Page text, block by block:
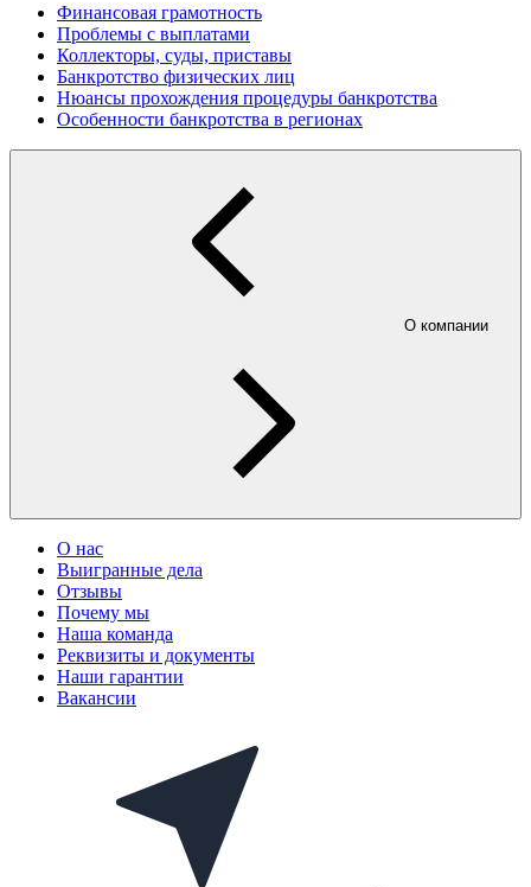
Финансовая грамотность
Проблемы с выплатами
Коллекторы, суды, приставы
Банкротство физических лиц
Нюансы прохождения процедуры банкротства
Особенности банкротства в регионах
О компании
О нас
Выигранные дела
Отзывы
Почему мы
Наша команда
Реквизиты и документы
Наши гарантии
Вакансии